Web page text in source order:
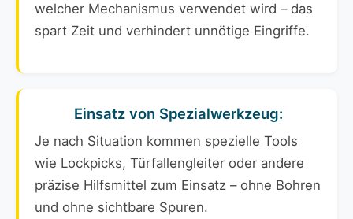
welcher Mechanismus verwendet wird – das
spart Zeit und verhindert unnötige Eingriffe.
Einsatz von Spezialwerkzeug:
Je nach Situation kommen spezielle Tools
wie Lockpicks, Türfallengleiter oder andere
präzise Hilfsmittel zum Einsatz – ohne Bohren
und ohne sichtbare Spuren.